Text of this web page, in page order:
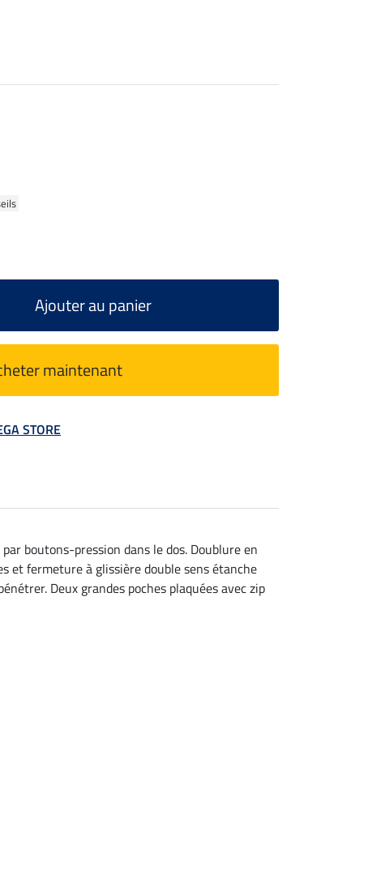
Ajouter au panier
maintenant
STORE
boutons-pression dans le dos. Doublure en
et fermeture à glissière double sens étanche
Deux grandes poches plaquées avec zip